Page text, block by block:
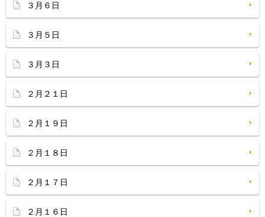
３月６日
３月５日
３月３日
２月２１日
２月１９日
２月１８日
２月１７日
２月１６日